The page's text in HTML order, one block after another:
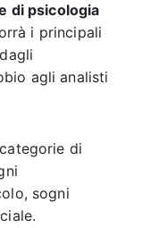
di psicologia
i principali
agli analisti
di
sogni